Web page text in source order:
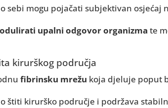
sebi mogu pojačati subjektivan osjećaj
upalni odgovor organizma te
kirurškog područja
fibrinsku mrežu koja djeluje poput
štiti kirurško područje i podržava